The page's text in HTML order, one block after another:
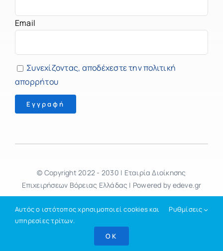
Email
Συνεχίζοντας, αποδέχεστε την πολιτική
απορρήτου
© Copyright 2022 - 2030 | Εταιρία Διοίκησης
Επιχειρήσεων Βόρειας Ελλάδας | Powered by edeve.gr
Αυτός ο ιστότοπος χρησιμοποιεί cookies και
υπηρεσίες τρίτων.
Ρυθμίσεις
OK